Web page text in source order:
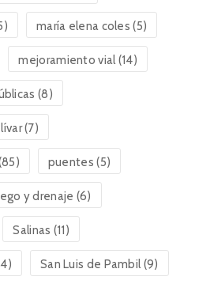
maría elena coles (5)
mejoramiento vial (14)
(8)
(7)
puentes (5)
y drenaje (6)
Salinas (11)
San Luis de Pambil (9)